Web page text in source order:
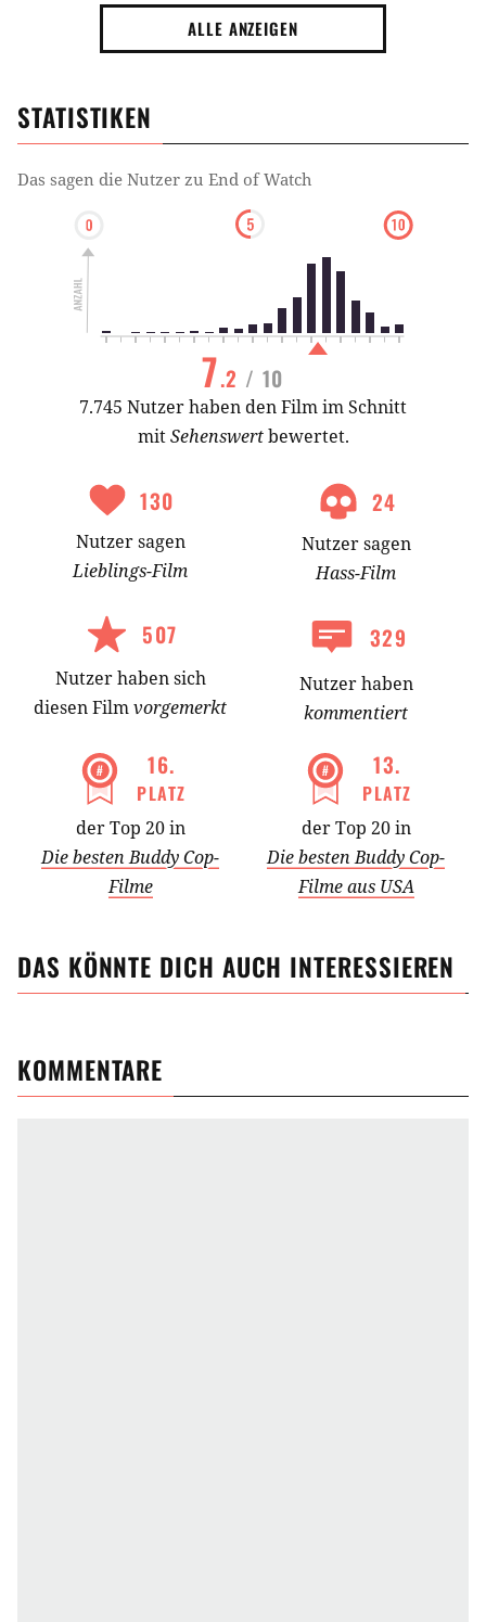
ALLE ANZEIGEN
STATISTIKEN
Das sagen die Nutzer zu End of Watch
7.2 / 10
7.745 Nutzer haben den Film im Schnitt
mitSehenswertbewertet.
130
Nutzersagen
Lieblings-Film
24
Nutzersagen
Hass-Film
507
Nutzerhabensich
diesen Filmvorgemerkt
329
Nutzer haben
kommentiert
16.
PLATZ
der Top 20 in
Die besten Buddy Cop-
Filme
13.
PLATZ
der Top 20 in
Die besten Buddy Cop-
Filme aus USA
DAS KÖNNTE DICH AUCH INTERESSIEREN
KOMMENTARE